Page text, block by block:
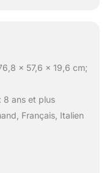
x 57,6 x 19,6 cm;
8 ans et plus
Français, Italien